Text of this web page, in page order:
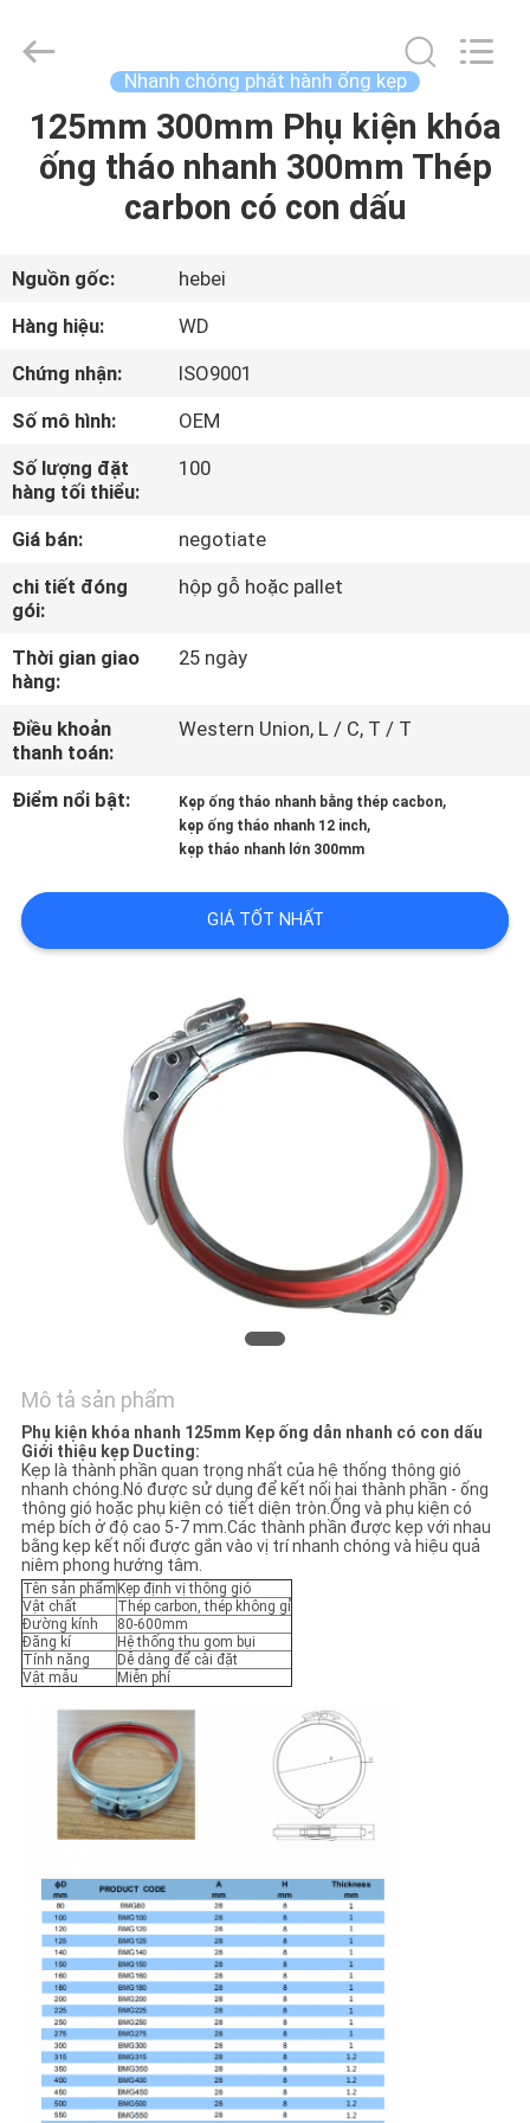
NHÀ
PHẨM
VỀ
TÔI
CHUYẾN
THAM
QUAN
MÁY
KIỂM
SOÁT
LIÊN
HỢP
SƠ
ĐỒ
TRANG
WEB
PRIVACY
POLICY
WOODOO
TRADE
Rights
Reserved.
Nhanh chóng phát hành ống kẹp
125mm 300mm Phụ kiện khóa
ống tháo nhanh 300mm Thép
carbon có con dấu
Nguồn gốc:
hebei
Hàng hiệu:
WD
Chứng nhận:
ISO9001
Số mô hình:
OEM
Số lượng đặt
hàng tối thiểu:
100
Giá bán:
negotiate
chi tiết đóng
gói:
hộp gỗ hoặc pallet
Thời gian giao
hàng:
25 ngày
Điều khoản
thanh toán:
Western Union, L / C, T / T
Điểm nổi bật: Kẹp ống tháo nhanh bằng thép cacbon,
kẹp ống tháo nhanh 12 inch,
kẹp tháo nhanh lớn 300mm
GIÁ TỐT NHẤT
Mô tả sản phẩm
Phụ kiện khóa nhanh 125mm Kẹp ống dẫn nhanh có con dấu
Giới thiệu kẹp Ducting:
Kẹp là thành phần quan trọng nhất của hệ thống thông gió
nhanh chóng.Nó được sử dụng để kết nối hai thành phần - ống
thông gió hoặc phụ kiện có tiết diện tròn.Ống và phụ kiện có
mép bích ở độ cao 5-7 mm.Các thành phần được kẹp với nhau
bằng kẹp kết nối được gắn vào vị trí nhanh chóng và hiệu quả
niêm phong hướng tâm.
Tên sản phẩm Kẹp định vị thông gió
Vật chất
Thép carbon, thép không gỉ
Đường kính
80-600mm
Đăng kí
Hệ thống thu gom bụi
Tính năng
Dễ dàng để cài đặt
Vật mẫu
Miễn phí